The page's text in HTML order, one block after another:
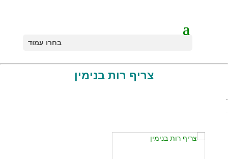
בחרו עמוד
צריף רות בנימין